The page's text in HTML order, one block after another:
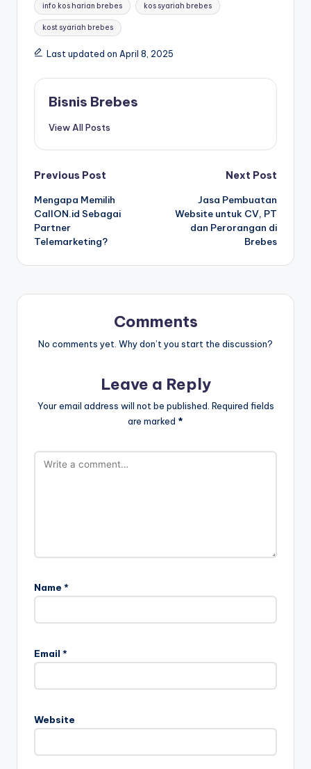
info kos harian brebes kos syariah brebes
kost syariah brebes
Last updated on April 8, 2025
Bisnis Brebes
View All Posts
Post
navigation
Previous Post
Mengapa Memilih
CallON.id Sebagai
Partner
Telemarketing?
Next Post
Jasa Pembuatan
Website untuk CV, PT
dan Perorangan di
Brebes
Comments
No comments yet. Why don’t you start the discussion?
Leave a Reply
Your email address will not be published. Required fields
are marked *
Name *
Email *
Website